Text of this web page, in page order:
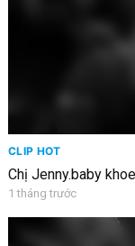
CLIP HOT
Chị Jenny.baby
1 tháng trước